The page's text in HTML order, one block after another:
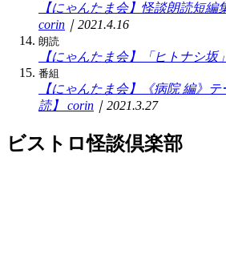
【にゃんたま会】怪談朗読短編
corin ｜2021.4.16
朗読
【にゃんたま会】「ヒトナシ坂」
番組
【にゃんたま会】《病院 編》
読】
corin ｜2021.3.27
ビストロ怪談倶楽部